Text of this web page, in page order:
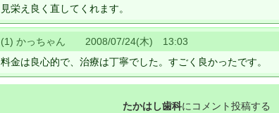
見栄え良く直してくれます。
(1) かっちゃん 2008/07/24(木) 13:03
料金は良心的で、治療は丁寧でした。すごく良かったです。
たかはし歯科にコメント投稿する